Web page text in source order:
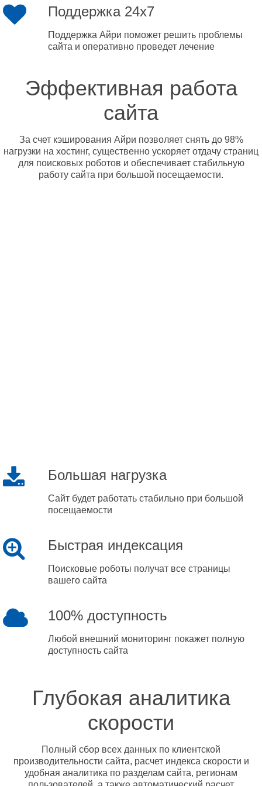
Поддержка 24x7
Поддержка Айри поможет решить проблемы
сайта и оперативно проведет лечение
Эффективная работа
сайта
За счет кэширования Айри позволяет снять до 98%
нагрузки на хостинг, существенно ускоряет отдачу страниц
для поисковых роботов и обеспечивает стабильную
работу сайта при большой посещаемости.
Большая нагрузка
Сайт будет работать стабильно при большой
посещаемости
Быстрая индексация
Поисковые роботы получат все страницы
вашего сайта
100% доступность
Любой внешний мониторинг покажет полную
доступность сайта
Глубокая аналитика
скорости
Полный сбор всех данных по клиентской
производительности сайта, расчет индекса скорости и
удобная аналитика по разделам сайта, регионам